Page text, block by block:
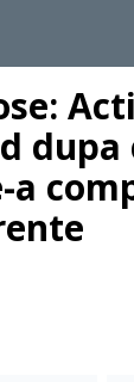
dupa